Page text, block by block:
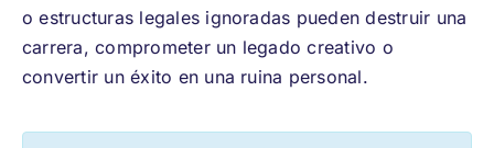
o estructuras legales ignoradas pueden destruir una
carrera, comprometer un legado creativo o
convertir un éxito en una ruina personal.